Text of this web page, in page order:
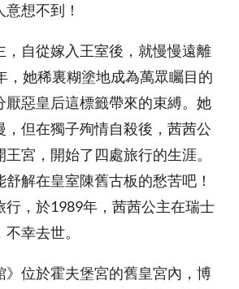
想不到！
，自從嫁入王室後，就慢慢遠離
，她稀裏糊塗地成為萬眾矚目的
厭惡皇后這標籤帶來的束縛。她
，但在獨子殉情自殺後，茜茜公
宮，開始了四處旅行的生涯。
解在皇室陳舊古板的愁苦吧！
行，於1989年，茜茜公主在瑞士
幸去世。
》位於霍夫堡宮的舊皇宮內，博